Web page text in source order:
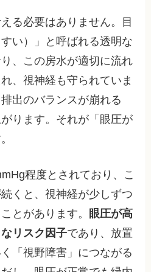
る必要はありません。目
い）」と呼ばれる透明な
、この房水が適切に流れ
、視神経も守られていま
出のバランスが崩れる
ります。それが「眼圧が
程度とされており、こ
くと、視神経が少しずつ
とがあります。
眼圧が高
リスク因子であり、放置
「視野障害」につながる